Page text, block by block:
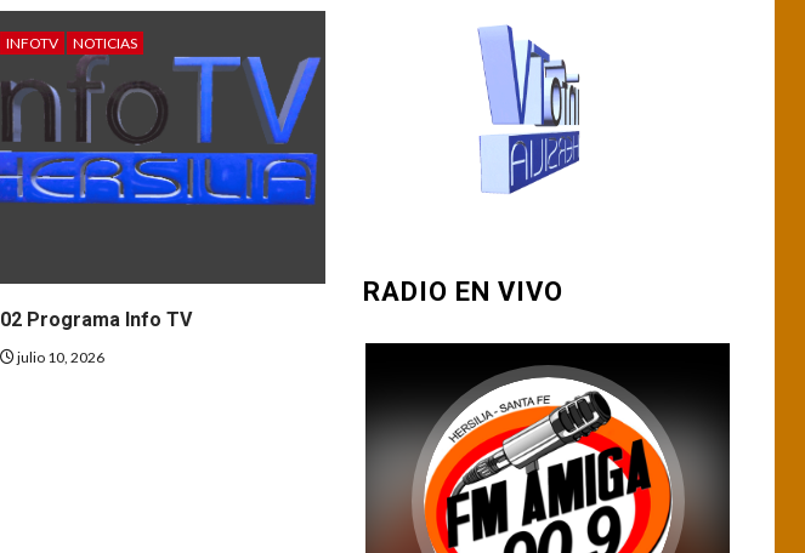
INFOTV NOTICIAS
02 Programa Info TV
julio 10, 2026
RADIO EN VIVO